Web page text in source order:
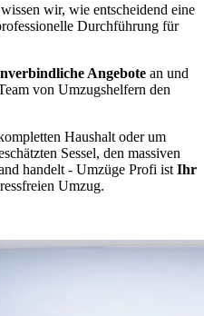
wir, wie entscheidend eine
Durchführung für
Angebote an und
von Umzugshelfern den
Haushalt oder um
Sessel, den massiven
handelt - Umzüge Profi ist Ihr
Umzug.